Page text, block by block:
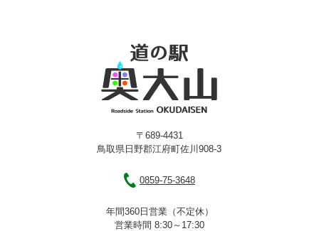
〒689-4431
鳥取県日野郡江府町佐川908-3
0859-75-3648
年間360日営業（不定休）
営業時間 8:30～17:30